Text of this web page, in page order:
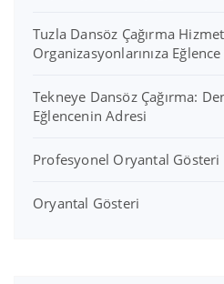
Tuzla Dansöz Çağırma
Organizasyonlarınıza
Tekneye Dansöz Çağırma:
Eğlencenin Adresi
Profesyonel Oryantal Gösteri
Oryantal Gösteri